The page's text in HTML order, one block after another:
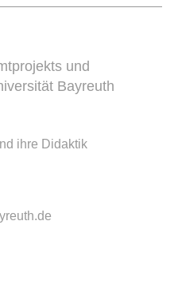
und
Bayreuth
ihre Didaktik